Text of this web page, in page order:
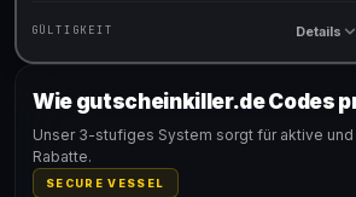
GÜLTIGKEIT Details
Gültig für teilnehmende Produkte
Wie gutscheinkiller.de Codes
Unser 3-stufiges System sorgt für aktive
Rabatte.
SECURE VESSEL